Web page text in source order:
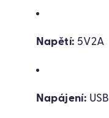
Napětí: 5V2A
Napájení: USB